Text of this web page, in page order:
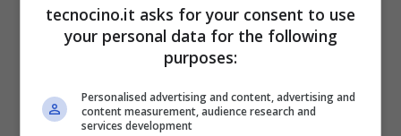
inseriti nel proprio indirizzario on line
disponibile su questo sito web.
Le limitazioni e le esclusioni di responsabilità
delle presenti Condizioni trovano
applicazione indipendentemente dal fatto
tecnocino.it asks for your consent to use
your personal data for the following
purposes:
Personalised advertising and content, advertising and
content measurement, audience research and
services development